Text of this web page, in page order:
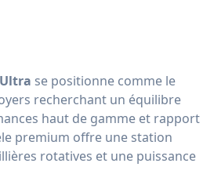
se positionne comme le
recherchant un équilibre
haut de gamme et rapport
premium offre une station
rotatives et une puissance